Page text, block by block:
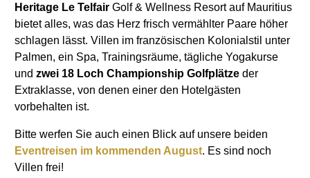
Heritage Le Telfair Golf & Wellness Resort auf Mauritius
bietet alles, was das Herz frisch vermählter Paare höher
schlagen lässt. Villen im französischen Kolonialstil unter
Palmen, ein Spa, Trainingsräume, tägliche Yogakurse
und zwei 18 Loch Championship Golfplätze der
Extraklasse, von denen einer den Hotelgästen
vorbehalten ist.
Bitte werfen Sie auch einen Blick auf unsere beiden
Eventreisen im kommenden August. Es sind noch
Villen frei!